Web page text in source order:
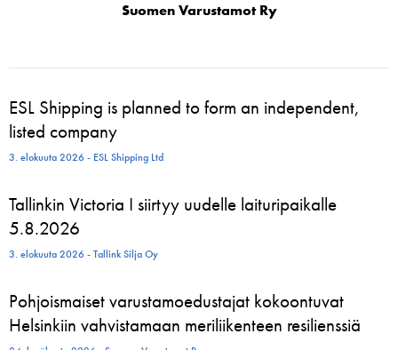
Suomen Varustamot Ry
ESL Shipping is planned to form an independent,
listed company
3. elokuuta 2026 - ESL Shipping Ltd
Tallinkin Victoria I siirtyy uudelle laituripaikalle
5.8.2026
3. elokuuta 2026 - Tallink Silja Oy
Pohjoismaiset varustamoedustajat kokoontuvat
Helsinkiin vahvistamaan meriliikenteen resilienssiä